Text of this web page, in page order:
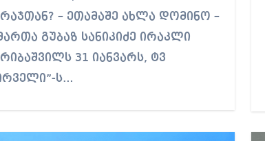
– ეთამაშე ახლა დომინო –
გუბაზ სანიკიძე ირაკლი
31 იანვარს, ტვ
ს…